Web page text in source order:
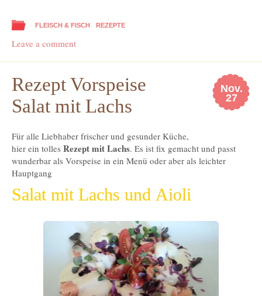
FLEISCH & FISCH REZEPTE
Leave a comment
Nov.
27
Rezept Vorspeise
Salat mit Lachs
Für alle Liebhaber frischer und gesunder Küche,
hier ein tolles Rezept mit Lachs. Es ist fix gemacht und passt
wunderbar als Vorspeise in ein Menü oder aber als leichter
Hauptgang
Salat mit Lachs und Aioli